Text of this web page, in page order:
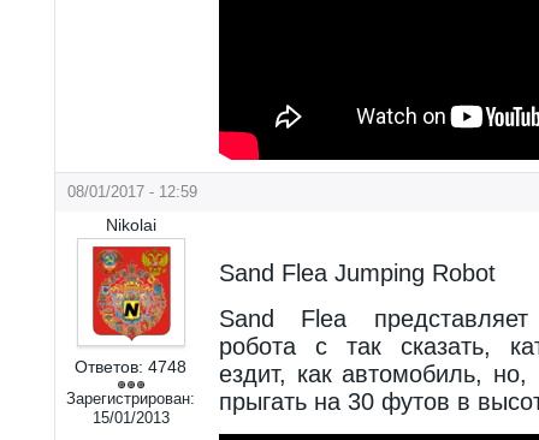
08/01/2017 - 12:59
Nikolai
Ответов: 4748
Зарегистрирован:
15/01/2013
Sand Flea Jumping Robot
Sand Flea
робота с так сказать,
ездит, как автомобиль,
прыгать на 30 футов в